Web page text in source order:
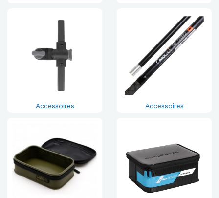
Accessoires Accessoires